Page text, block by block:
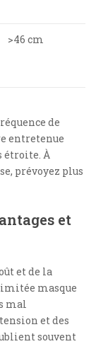
>46 cm
de
entretenue
étroite. À
prévoyez plus
et
et de la
masque
mal
et des
souvent